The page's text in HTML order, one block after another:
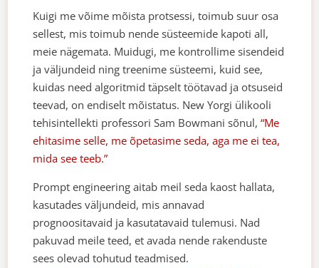
Kuigi me võime mõista protsessi, toimub suur osa
sellest, mis toimub nende süsteemide kapoti all,
meie nägemata. Muidugi, me kontrollime sisendeid
ja väljundeid ning treenime süsteemi, kuid see,
kuidas need algoritmid täpselt töötavad ja otsuseid
teevad, on endiselt mõistatus. New Yorgi ülikooli
tehisintellekti professori Sam Bowmani sõnul, “Me
ehitasime selle, me õpetasime seda, aga me ei tea,
mida see teeb.”
Prompt engineering aitab meil seda kaost hallata,
kasutades väljundeid, mis annavad
prognoositavaid ja kasutatavaid tulemusi. Nad
pakuvad meile teed, et avada nende rakenduste
sees olevad tohutud teadmised.